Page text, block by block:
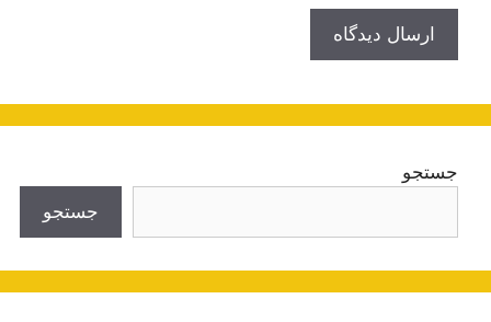
جستجو
جستجو